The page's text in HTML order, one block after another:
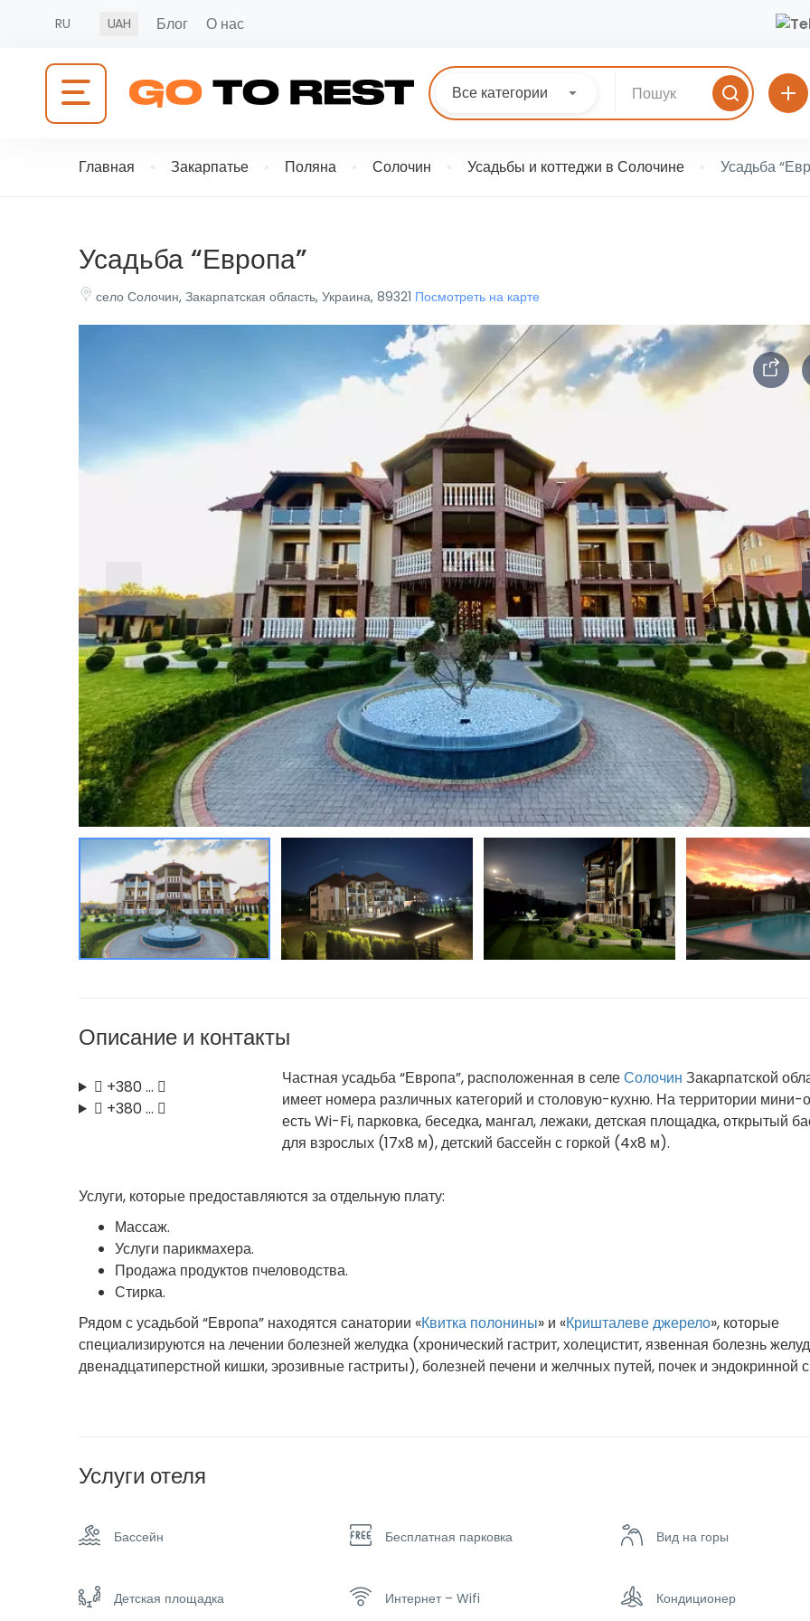
RU UAH Блог О нас
Все категории
Главная Закарпатье Поляна Солочин Усадьбы и коттеджи в Солочине Усадьба
Усадьба “Европа”
село Солочин, Закарпатская область, Украина, 89321 Посмотреть на карте
Описание и контакты
+380 …
+380 …
Частная усадьба “Европа”, расположенная в селеСолочин Закарпатской
имеет номера различных категорий и столовую-кухню. На территории мини-
есть Wi-Fi, парковка, беседка, мангал, лежаки, детская площадка, открытый
для взрослых (17х8 м), детский бассейн с горкой (4х8 м).
Услуги, которые предоставляются за отдельную плату:
Массаж.
Услуги парикмахера.
Продажа продуктов пчеловодства.
Стирка.
Рядом с усадьбой “Европа” находятся санатории «Квитка полонины» и «Кришталеве джерело», которые
специализируются на лечении болезней желудка (хронический гастрит, холецистит, язвенная болезнь
двенадцатиперстной кишки, эрозивные гастриты), болезней печени и желчных путей, почек и эндокринной
Услуги отеля
Бассейн Бесплатная парковка Вид на горы
Детская площадка Интернет – Wifi Кондиционер